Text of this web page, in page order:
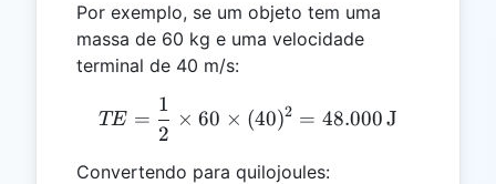
Por exemplo, se um objeto tem uma
massa de 60 kg e uma velocidade
terminal de 40 m/s:
TE = \frac{1}{2} \times
TE =
2
1
× 60 × (40)2 = 48.000J
Convertendo para quilojoules: